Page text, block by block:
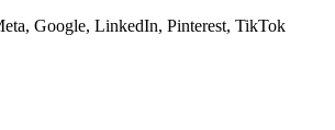
Google, LinkedIn, Pinterest, TikTok